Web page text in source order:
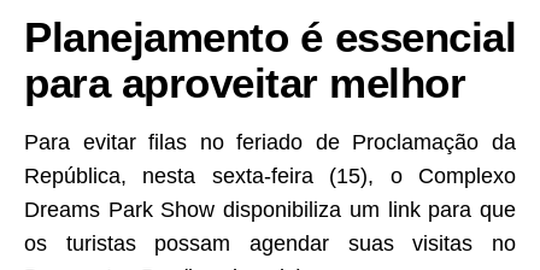
Planejamento é essencial
para aproveitar melhor
Para evitar filas no feriado de Proclamação da
República, nesta sexta-feira (15), o Complexo
Dreams Park Show disponibiliza um link para que
os turistas possam agendar suas visitas no